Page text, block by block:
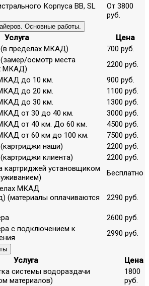
Корпуса ВВ, SL
От 3800
руб.
Основные работы.
Услуга
Цена
пределах МКАД)
700 руб.
осмотр места
МКАД)
2200 руб.
до 10 км.
900 руб.
до 20 км.
1100 руб.
до 30 км.
1300 руб.
от 30 до 40 км.
3000 руб.
от 40 км. До 60 км.
4500 руб.
от 60 км до 100 км.
7500 руб.
наши)
2200 руб.
клиента)
2200 руб.
картриджей установщиком
Бесплатно
МКАД
(материалы оплачиваются
2290 руб.
2600 руб.
с подключением к
2990 руб.
Услуга
Цена
системы водораздачи
материалов)
1800
руб.